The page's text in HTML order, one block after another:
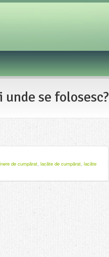
se folosesc?
de cumpărat, lacăte de cumpărat, lacăte